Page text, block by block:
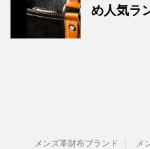
め人気ラ
メンズ革財布ブランド メ